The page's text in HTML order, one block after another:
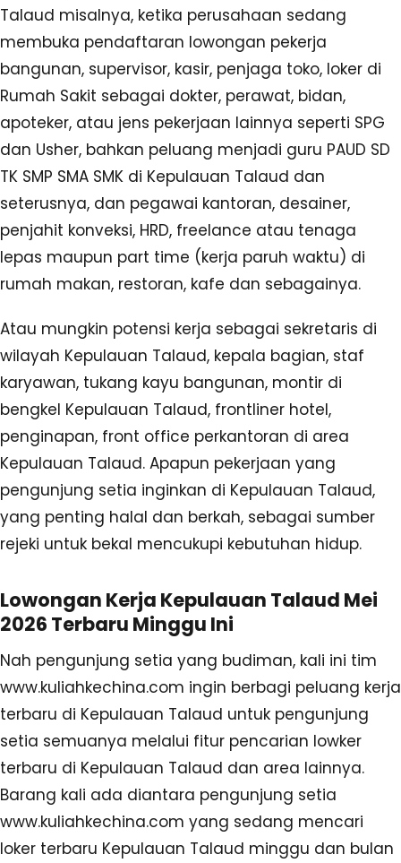
Talaud misalnya, ketika perusahaan sedang
membuka pendaftaran lowongan pekerja
bangunan, supervisor, kasir, penjaga toko, loker di
Rumah Sakit sebagai dokter, perawat, bidan,
apoteker, atau jens pekerjaan lainnya seperti SPG
dan Usher, bahkan peluang menjadi guru PAUD SD
TK SMP SMA SMK di Kepulauan Talaud dan
seterusnya, dan pegawai kantoran, desainer,
penjahit konveksi, HRD, freelance atau tenaga
lepas maupun part time (kerja paruh waktu) di
rumah makan, restoran, kafe dan sebagainya.
Atau mungkin potensi kerja sebagai sekretaris di
wilayah Kepulauan Talaud, kepala bagian, staf
karyawan, tukang kayu bangunan, montir di
bengkel Kepulauan Talaud, frontliner hotel,
penginapan, front office perkantoran di area
Kepulauan Talaud. Apapun pekerjaan yang
pengunjung setia inginkan di Kepulauan Talaud,
yang penting halal dan berkah, sebagai sumber
rejeki untuk bekal mencukupi kebutuhan hidup.
Lowongan Kerja Kepulauan Talaud Mei
2026 Terbaru Minggu Ini
Nah pengunjung setia yang budiman, kali ini tim
www.kuliahkechina.com ingin berbagi peluang kerja
terbaru di Kepulauan Talaud untuk pengunjung
setia semuanya melalui fitur pencarian lowker
terbaru di Kepulauan Talaud dan area lainnya.
Barang kali ada diantara pengunjung setia
www.kuliahkechina.com yang sedang mencari
loker terbaru Kepulauan Talaud minggu dan bulan